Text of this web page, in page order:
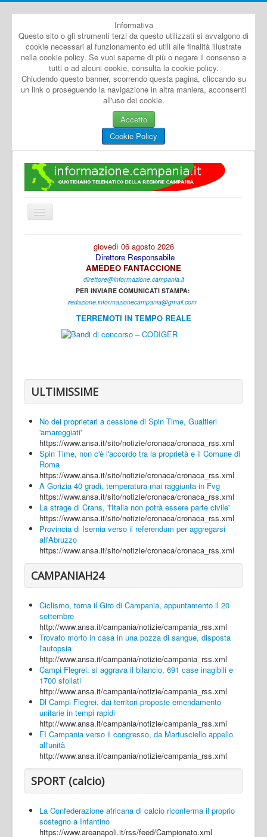
Informativa
Questo sito o gli strumenti terzi da questo utilizzati si avvalgono di
cookie necessari al funzionamento ed utili alle finalità illustrate
nella cookie policy. Se vuoi saperne di più o negare il consenso a
tutti o ad alcuni cookie, consulta la cookie policy.
Chiudendo questo banner, scorrendo questa pagina, cliccando su
un link o proseguendo la navigazione in altra maniera, acconsenti
all'uso dei cookie.
Accetto
Cookie Policy
Cambia
navigazione
Caserta
Napoli
Salerno
Login
giovedì 06 agosto 2026
Direttore Responsabile
AMEDEO FANTACCIONE
direttore@informazione.campania.it
PER INVIARE COMUNICATI STAMPA:
redazione.informazionecampania@gmail.com
TERREMOTI IN TEMPO REALE
ULTIMISSIME
No dei proprietari a cessione di Spin Time, Gualtieri
'amareggiati'
https://www.ansa.it/sito/notizie/cronaca/cronaca_rss.xml
Spin Time, non c'è l'accordo tra la proprietà e il Comune di
Roma
https://www.ansa.it/sito/notizie/cronaca/cronaca_rss.xml
A Gorizia 40 gradi, temperatura mai raggiunta in Fvg
https://www.ansa.it/sito/notizie/cronaca/cronaca_rss.xml
La strage di Crans, 'l'Italia non potrà essere parte civile'
https://www.ansa.it/sito/notizie/cronaca/cronaca_rss.xml
Provincia di Isernia verso il referendum per aggregarsi
all'Abruzzo
https://www.ansa.it/sito/notizie/cronaca/cronaca_rss.xml
CAMPANIAH24
Ciclismo, torna il Giro di Campania, appuntamento il 20
settembre
http://www.ansa.it/campania/notizie/campania_rss.xml
Trovato morto in casa in una pozza di sangue, disposta
l'autopsia
http://www.ansa.it/campania/notizie/campania_rss.xml
Campi Flegrei: si aggrava il bilancio, 691 case inagibili e
1700 sfollati
http://www.ansa.it/campania/notizie/campania_rss.xml
Dl Campi Flegrei, dai territori proposte emendamento
unitarie in tempi rapidi
http://www.ansa.it/campania/notizie/campania_rss.xml
FI Campania verso il congresso, da Martusciello appello
all'unità
http://www.ansa.it/campania/notizie/campania_rss.xml
SPORT (calcio)
La Confederazione africana di calcio riconferma il proprio
sostegno a Infantino
https://www.areanapoli.it/rss/feed/Campionato.xml